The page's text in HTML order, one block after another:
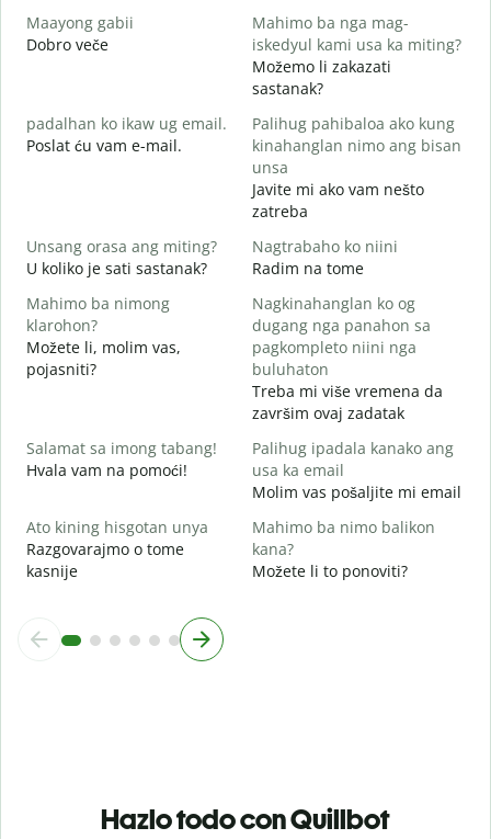
Maayong gabii
Dobro veče
Mahimo ba nga mag-
iskedyul kami usa ka miting?
Možemo li zakazati
sastanak?
padalhan ko ikaw ug email.
Poslat ću vam e-mail.
Palihug pahibaloa ako kung
kinahanglan nimo ang bisan
unsa
Javite mi ako vam nešto
zatreba
Unsang orasa ang miting?
U koliko je sati sastanak?
Nagtrabaho ko niini
Radim na tome
Mahimo ba nimong
klarohon?
Možete li, molim vas,
pojasniti?
Nagkinahanglan ko og
dugang nga panahon sa
pagkompleto niini nga
buluhaton
Treba mi više vremena da
završim ovaj zadatak
Salamat sa imong tabang!
Hvala vam na pomoći!
Palihug ipadala kanako ang
usa ka email
Molim vas pošaljite mi email
Ato kining hisgotan unya
Razgovarajmo o tome
kasnije
Mahimo ba nimo balikon
kana?
Možete li to ponoviti?
Hazlo todo con Quillbot